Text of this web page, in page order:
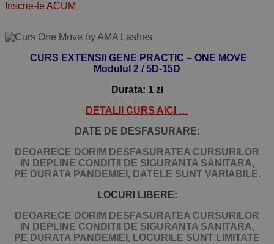
Inscrie-te ACUM
CURS EXTENSII GENE PRACTIC – ONE MOVE
Modulul 2 / 5D-15D
Durata: 1 zi
DETALII CURS AICI …
DATE DE DESFASURARE:
DEOARECE DORIM DESFASURATEA CURSURILOR
IN DEPLINE CONDITII DE SIGURANTA SANITARA,
PE DURATA PANDEMIEI, DATELE SUNT VARIABILE.
LOCURI LIBERE:
DEOARECE DORIM DESFASURATEA CURSURILOR
IN DEPLINE CONDITII DE SIGURANTA SANITARA,
PE DURATA PANDEMIEI, LOCURILE SUNT LIMITATE